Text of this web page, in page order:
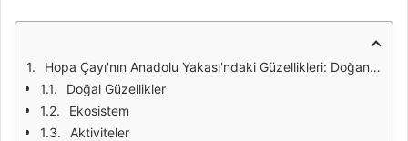
Hopa Çayı'nın Anadolu Yakası'ndaki Güzellikleri: Doğanın Bir Cenneti
Doğal Güzellikler
Ekosistem
Aktiviteler